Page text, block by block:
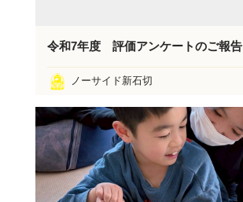
令和7年度 評価アンケートのご報告
ノーサイド新石切